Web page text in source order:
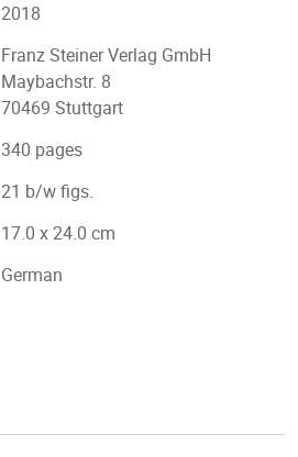
2018
Franz Steiner Verlag GmbH
Maybachstr. 8
70469 Stuttgart
340 pages
21 b/w figs.
17.0 x 24.0 cm
German